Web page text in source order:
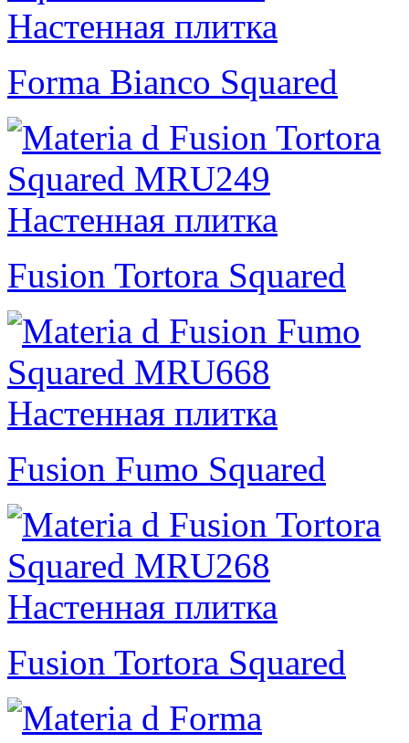
Forma Bianco Squared
Fusion Tortora Squared
Fusion Fumo Squared
Fusion Tortora Squared